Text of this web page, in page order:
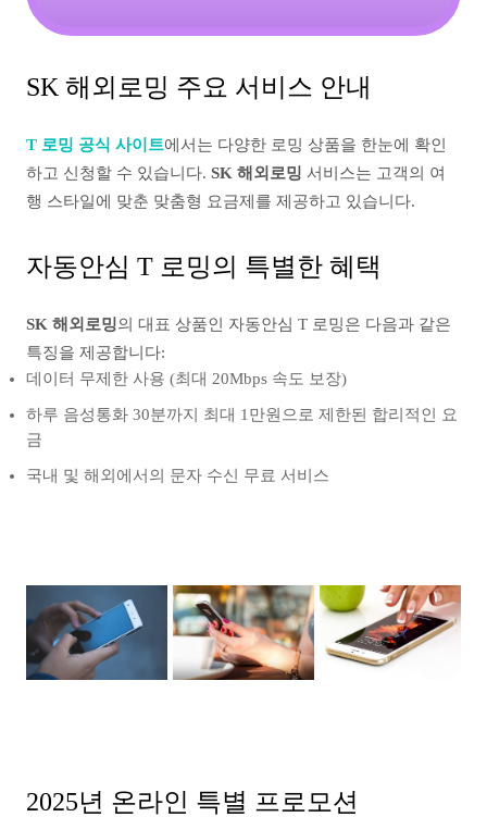
SK 해외로밍 주요 서비스 안내
T 로밍 공식 사이트에서는 다양한 로밍 상품을 한눈에 확인
하고 신청할 수 있습니다. SK 해외로밍 서비스는 고객의 여
행 스타일에 맞춘 맞춤형 요금제를 제공하고 있습니다.
자동안심 T 로밍의 특별한 혜택
SK 해외로밍의 대표 상품인 자동안심 T 로밍은 다음과 같은
특징을 제공합니다:
데이터 무제한 사용 (최대 20Mbps 속도 보장)
하루 음성통화 30분까지 최대 1만원으로 제한된 합리적인 요
금
국내 및 해외에서의 문자 수신 무료 서비스
2025년 온라인 특별 프로모션